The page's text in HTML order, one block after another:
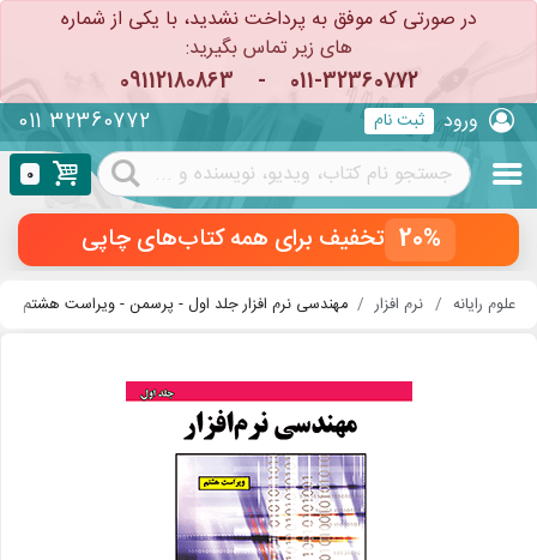
در صورتی که موفق به پرداخت نشدید، با یکی از شماره
های زیر تماس بگیرید:
011-32360772
-
09112180863
ثبت نام ورود 011 32360772
0
20% تخفیف برای همه کتاب‌های چاپی
علوم رایانه نرم افزار مهندسی نرم افزار جلد اول - پرسمن - ویراست هشتم